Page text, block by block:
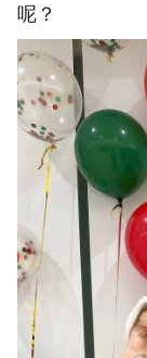
呢？